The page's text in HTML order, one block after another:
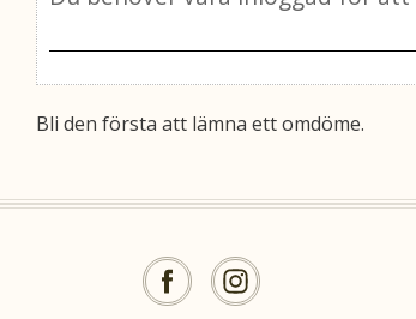
Bli den första att lämna ett omdöme.